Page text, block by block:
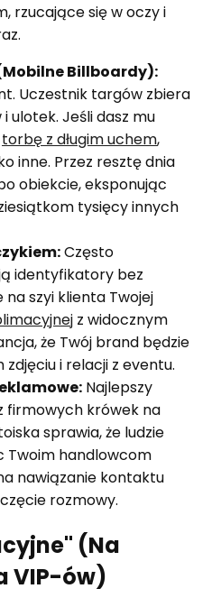
rzucające się w oczy i
Billboardy):
Uczestnik targów zbiera
ulotek. Jeśli dasz mu
torbę z długim uchem,
inne. Przez resztę dnia
obiekcie, eksponując
tysięcy innych
Często
identyfikatory bez
na szyi klienta Twojej
z widocznym
że Twój brand będzie
i relacji z eventu.
Najlepszy
firmowych krówek na
sprawia, że ludzie
Twoim handlowcom
nawiązanie kontaktu
rozmowy.
(Na
VIP-ów)